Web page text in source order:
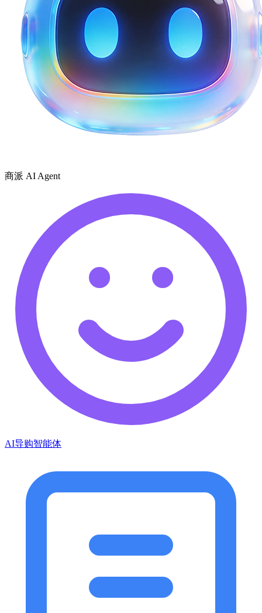
商派 AI Agent
AI导购智能体